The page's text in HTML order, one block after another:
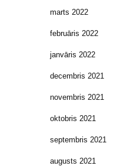
marts 2022
februāris 2022
janvāris 2022
decembris 2021
novembris 2021
oktobris 2021
septembris 2021
augusts 2021